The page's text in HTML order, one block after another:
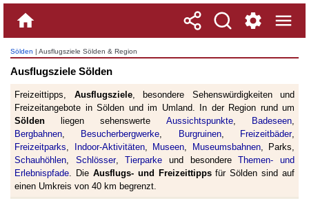
Sölden | Ausflugsziele Sölden & Region
Ausflugsziele Sölden
Freizeittipps, Ausflugsziele, besondere Sehenswürdigkeiten und
Freizeitangebote in Sölden und im Umland. In der Region rund um
Sölden liegen sehenswerte Aussichtspunkte, Badeseen,
Bergbahnen, Besucherbergwerke, Burgruinen, Freizeitbäder,
Freizeitparks, Indoor-Aktivitäten, Museen, Museumsbahnen, Parks,
Schauhöhlen, Schlösser,Tierparke und besondereThemen- und
Erlebnispfade. Die Ausflugs- und Freizeittippsfür Sölden sind auf
einen Umkreis von 40 km begrenzt.